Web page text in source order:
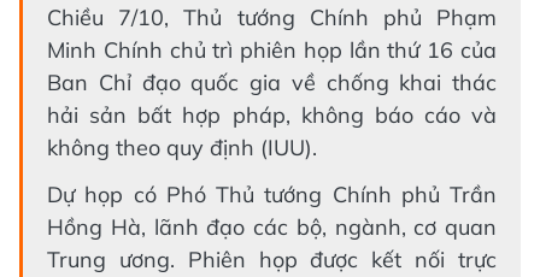
Chiều 7/10, Thủ tướng Chính phủ Phạm
Minh Chính chủ trì phiên họp lần thứ 16 của
Ban Chỉ đạo quốc gia về chống khai thác
hải sản bất hợp pháp, không báo cáo và
không theo quy định (IUU).
Dự họp có Phó Thủ tướng Chính phủ Trần
Hồng Hà, lãnh đạo các bộ, ngành, cơ quan
Trung ương. Phiên họp được kết nối trực